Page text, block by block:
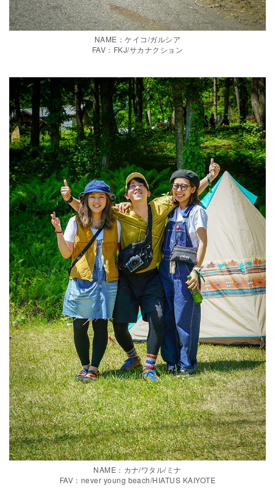
NAME：ケイコ/ガルシア
FAV：FKJ/サカナクション
NAME：カナ/ワタル/ミナ
FAV：never young beach/HIATUS KAIYOTE